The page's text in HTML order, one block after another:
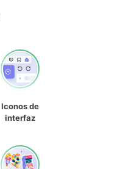
Iconos de
interfaz